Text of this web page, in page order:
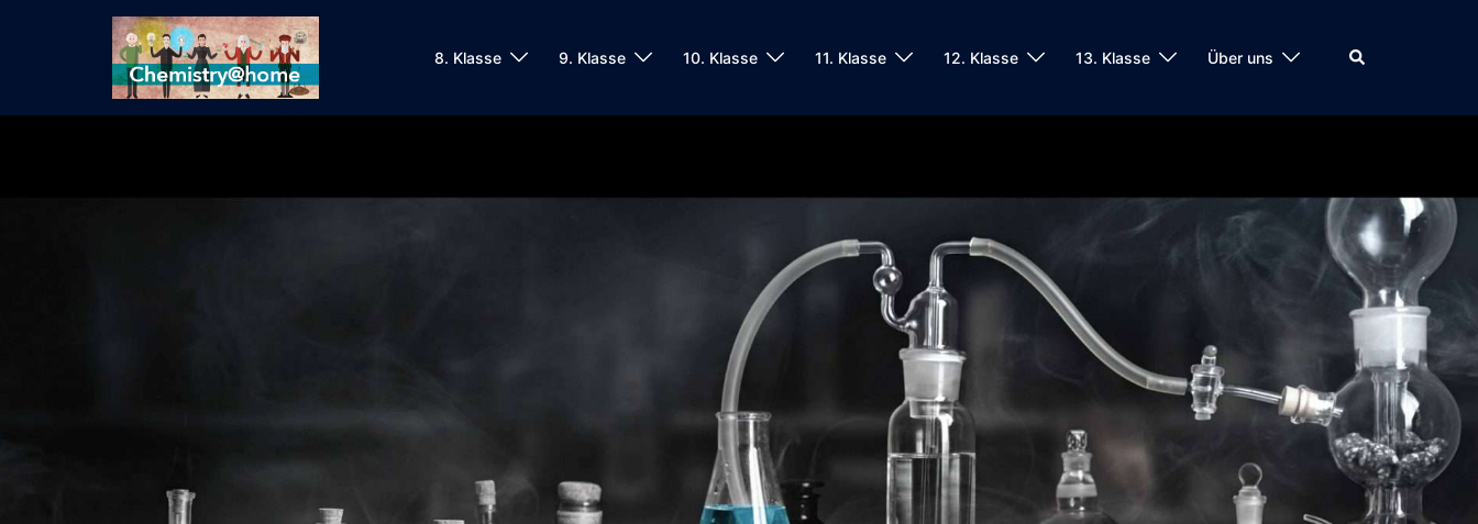
8. Klasse 9. Klasse 10. Klasse 11. Klasse 12. Klasse 13. Klasse Über uns